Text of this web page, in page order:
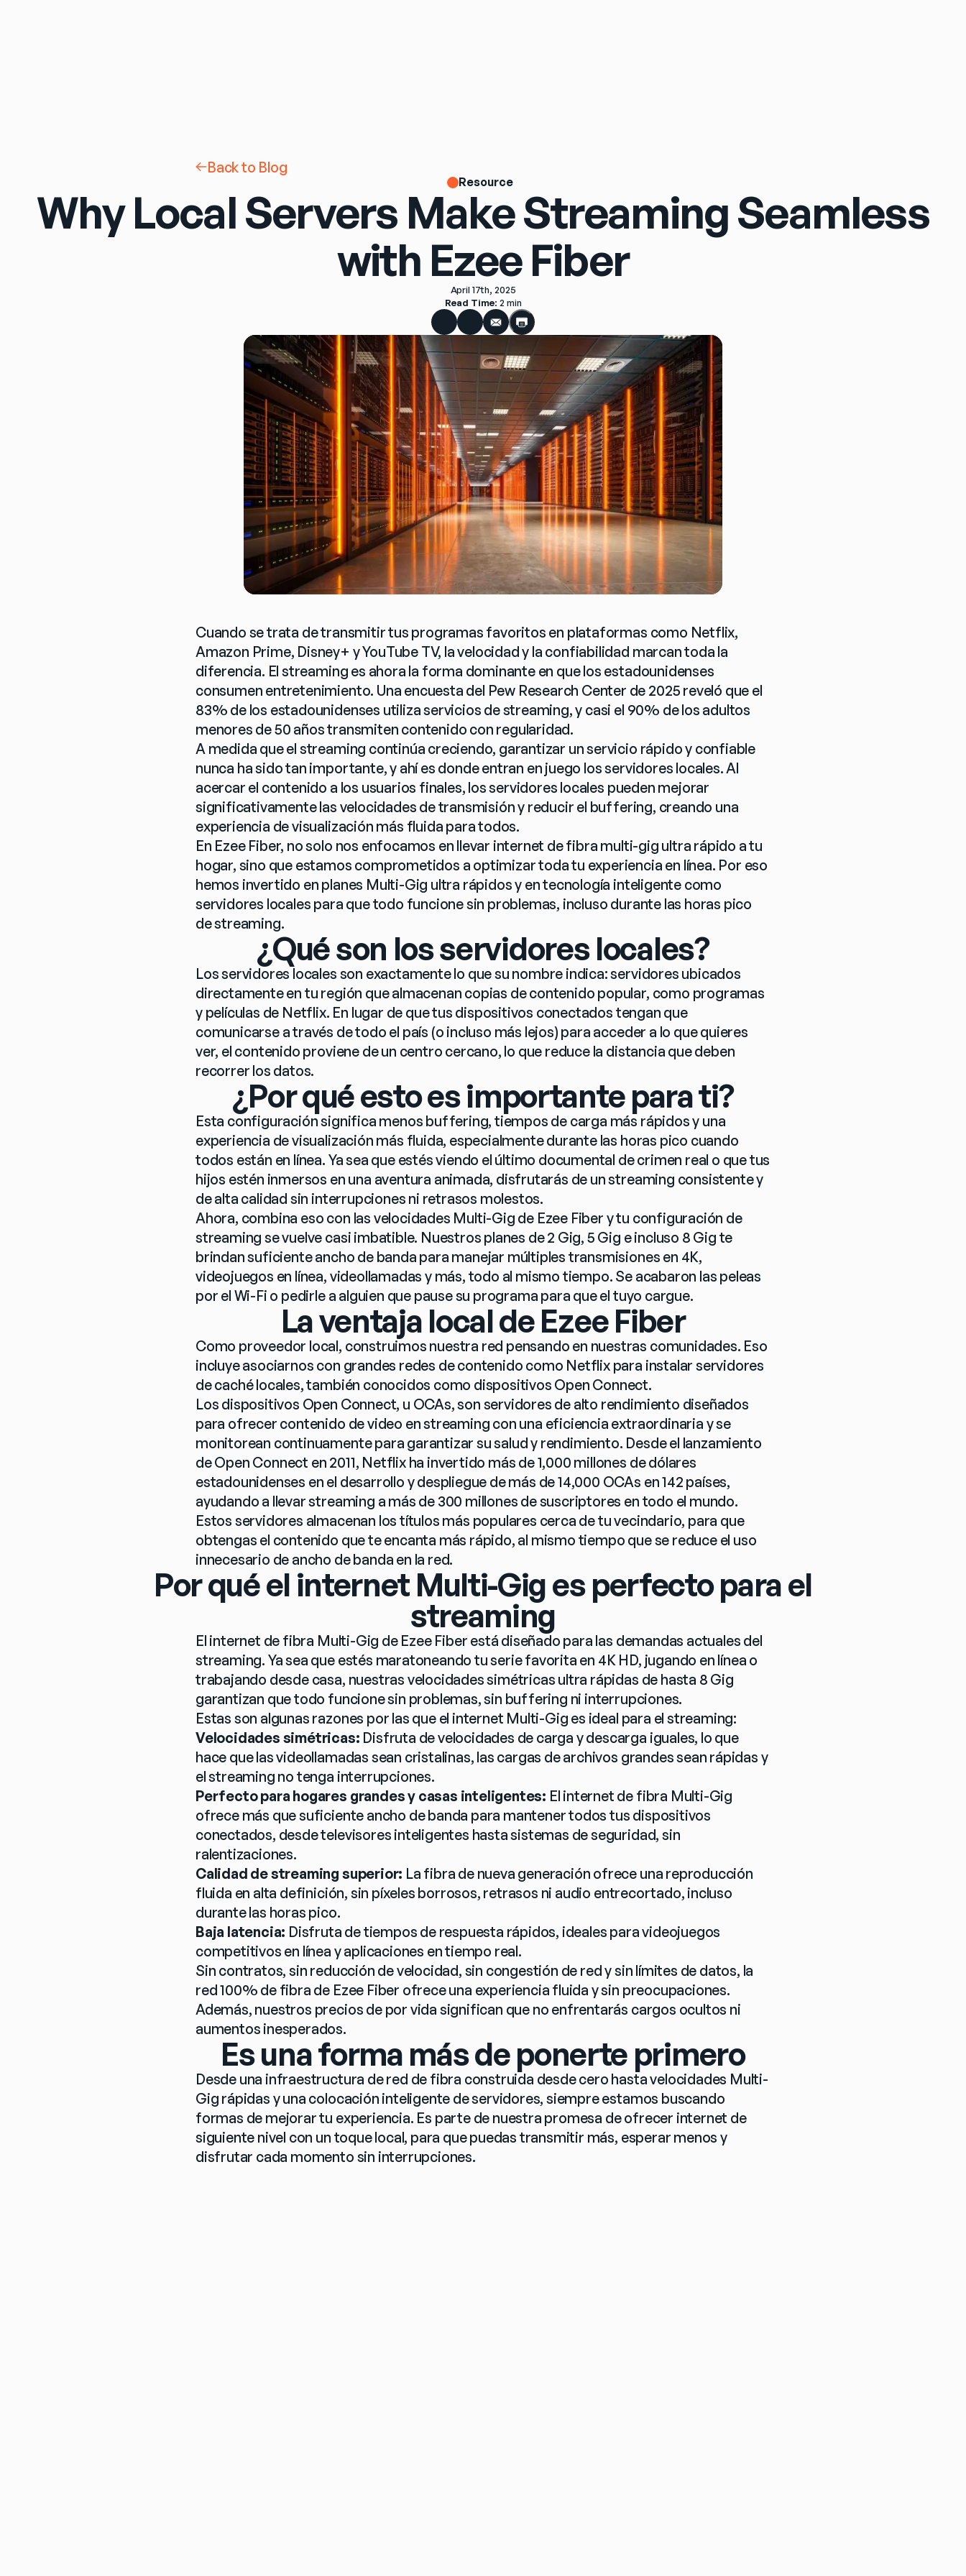
Back to Blog
Resource
Why Local Servers Make Streaming Seamless
with Ezee Fiber
April 17th, 2025
Read Time: 2 min
Cuando se trata de transmitir tus programas favoritos en plataformas como Netflix,
Amazon Prime, Disney+ y YouTube TV, la velocidad y la confiabilidad marcan toda la
diferencia. El streaming es ahora la forma dominante en que los estadounidenses
consumen entretenimiento. Una encuesta del Pew Research Center de 2025 reveló que el
83% de los estadounidenses utiliza servicios de streaming, y casi el 90% de los adultos
menores de 50 años transmiten contenido con regularidad.
A medida que el streaming continúa creciendo, garantizar un servicio rápido y confiable
nunca ha sido tan importante, y ahí es donde entran en juego los servidores locales. Al
acercar el contenido a los usuarios finales, los servidores locales pueden mejorar
significativamente las velocidades de transmisión y reducir el buffering, creando una
experiencia de visualización más fluida para todos.
En Ezee Fiber, no solo nos enfocamos en llevar internet de fibra multi-gig ultra rápido a tu
hogar, sino que estamos comprometidos a optimizar toda tu experiencia en línea. Por eso
hemos invertido en planes Multi-Gig ultra rápidos y en tecnología inteligente como
servidores locales para que todo funcione sin problemas, incluso durante las horas pico
de streaming.
¿Qué son los servidores locales?
Los servidores locales son exactamente lo que su nombre indica: servidores ubicados
directamente en tu región que almacenan copias de contenido popular, como programas
y películas de Netflix. En lugar de que tus dispositivos conectados tengan que
comunicarse a través de todo el país (o incluso más lejos) para acceder a lo que quieres
ver, el contenido proviene de un centro cercano, lo que reduce la distancia que deben
recorrer los datos.
¿Por qué esto es importante para ti?
Esta configuración significa menos buffering, tiempos de carga más rápidos y una
experiencia de visualización más fluida, especialmente durante las horas pico cuando
todos están en línea. Ya sea que estés viendo el último documental de crimen real o que tus
hijos estén inmersos en una aventura animada, disfrutarás de un streaming consistente y
de alta calidad sin interrupciones ni retrasos molestos.
Ahora, combina eso con las velocidades Multi-Gig de Ezee Fiber y tu configuración de
streaming se vuelve casi imbatible. Nuestros planes de 2 Gig, 5 Gig e incluso 8 Gig te
brindan suficiente ancho de banda para manejar múltiples transmisiones en 4K,
videojuegos en línea, videollamadas y más, todo al mismo tiempo. Se acabaron las peleas
por el Wi-Fi o pedirle a alguien que pause su programa para que el tuyo cargue.
La ventaja local de Ezee Fiber
Como proveedor local, construimos nuestra red pensando en nuestras comunidades. Eso
incluye asociarnos con grandes redes de contenido como Netflix para instalar servidores
de caché locales, también conocidos como dispositivos Open Connect.
Los dispositivos Open Connect, u OCAs, son servidores de alto rendimiento diseñados
para ofrecer contenido de video en streaming con una eficiencia extraordinaria y se
monitorean continuamente para garantizar su salud y rendimiento. Desde el lanzamiento
de Open Connect en 2011, Netflix ha invertido más de 1,000 millones de dólares
estadounidenses en el desarrollo y despliegue de más de 14,000 OCAs en 142 países,
ayudando a llevar streaming a más de 300 millones de suscriptores en todo el mundo.
Estos servidores almacenan los títulos más populares cerca de tu vecindario, para que
obtengas el contenido que te encanta más rápido, al mismo tiempo que se reduce el uso
innecesario de ancho de banda en la red.
Por qué el internet Multi-Gig es perfecto para el
streaming
El internet de fibra Multi-Gig de Ezee Fiber está diseñado para las demandas actuales del
streaming. Ya sea que estés maratoneando tu serie favorita en 4K HD, jugando en línea o
trabajando desde casa, nuestras velocidades simétricas ultra rápidas de hasta 8 Gig
garantizan que todo funcione sin problemas, sin buffering ni interrupciones.
Estas son algunas razones por las que el internet Multi-Gig es ideal para el streaming:
Velocidades simétricas: Disfruta de velocidades de carga y descarga iguales, lo que
hace que las videollamadas sean cristalinas, las cargas de archivos grandes sean rápidas y
el streaming no tenga interrupciones.
Perfecto para hogares grandes y casas inteligentes: El internet de fibra Multi-Gig
ofrece más que suficiente ancho de banda para mantener todos tus dispositivos
conectados, desde televisores inteligentes hasta sistemas de seguridad, sin
ralentizaciones.
Calidad de streaming superior: La fibra de nueva generación ofrece una reproducción
fluida en alta definición, sin píxeles borrosos, retrasos ni audio entrecortado, incluso
durante las horas pico.
Baja latencia: Disfruta de tiempos de respuesta rápidos, ideales para videojuegos
competitivos en línea y aplicaciones en tiempo real.
Sin contratos, sin reducción de velocidad, sin congestión de red y sin límites de datos, la
red 100% de fibra de Ezee Fiber ofrece una experiencia fluida y sin preocupaciones.
Además, nuestros precios de por vida significan que no enfrentarás cargos ocultos ni
aumentos inesperados.
Es una forma más de ponerte primero
Desde una infraestructura de red de fibra construida desde cero hasta velocidades Multi-
Gig rápidas y una colocación inteligente de servidores, siempre estamos buscando
formas de mejorar tu experiencia. Es parte de nuestra promesa de ofrecer internet de
siguiente nivel con un toque local, para que puedas transmitir más, esperar menos y
disfrutar cada momento sin interrupciones.